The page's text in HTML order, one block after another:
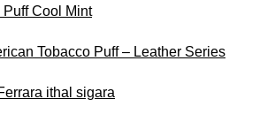
Cool Mint
Tobacco Puff – Leather Series
ithal sigara